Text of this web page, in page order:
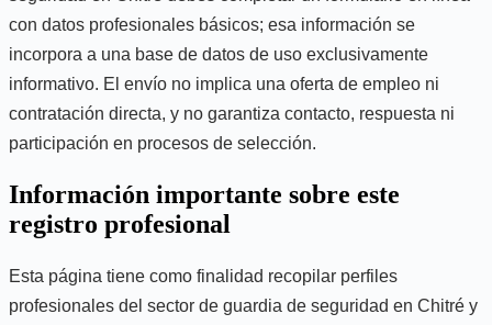
con datos profesionales básicos; esa información se
incorpora a una base de datos de uso exclusivamente
informativo. El envío no implica una oferta de empleo ni
contratación directa, y no garantiza contacto, respuesta ni
participación en procesos de selección.
Información importante sobre este
registro profesional
Esta página tiene como finalidad recopilar perfiles
profesionales del sector de guardia de seguridad en Chitré y